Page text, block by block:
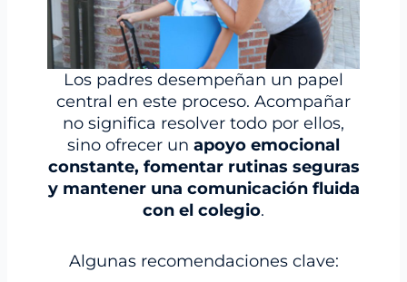
Los padres desempeñan un papel
central en este proceso. Acompañar
no significa resolver todo por ellos,
sino ofrecer un apoyo emocional
constante, fomentar rutinas seguras
y mantener una comunicación fluida
con el colegio.
Algunas recomendaciones clave: